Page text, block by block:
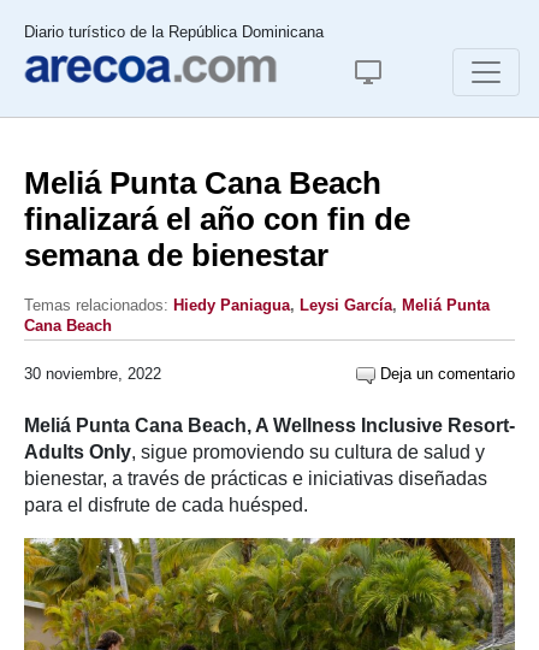
Diario turístico de la República Dominicana
Meliá Punta Cana Beach
finalizará el año con fin de
semana de bienestar
Temas relacionados: Hiedy Paniagua, Leysi García, Meliá Punta
Cana Beach
30 noviembre, 2022 Deja un comentario
Meliá Punta Cana Beach, A Wellness Inclusive Resort-
Adults Only, sigue promoviendo su cultura de salud y
bienestar, a través de prácticas e iniciativas diseñadas
para el disfrute de cada huésped.